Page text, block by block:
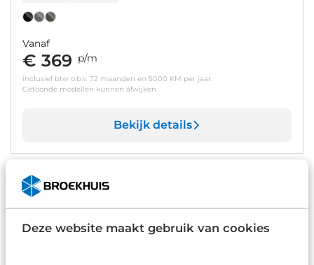
Deze website maakt gebruik van cookies
Vanaf
€ 369 p/m
inclusief btw o.b.v. 72 maanden en 5000 KM per jaar.
Getoonde modellen kunnen afwijken
Bekijk details
Lease & Relax